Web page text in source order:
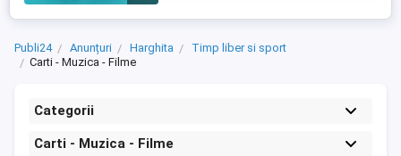
Publi24 Anunțuri Harghita
Timp liber si sport
Carti - Muzica - Filme
Categorii
Carti - Muzica - Filme